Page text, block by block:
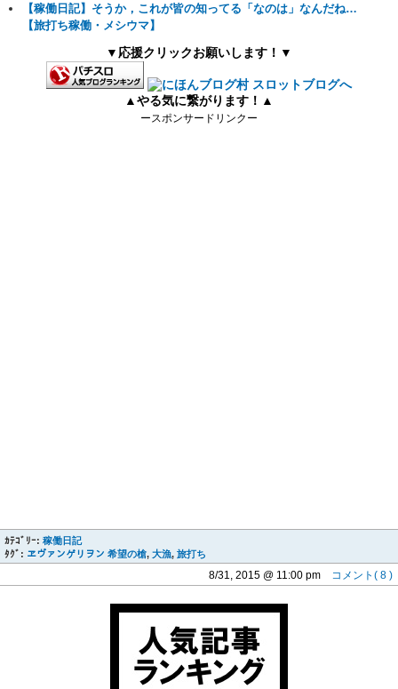
【稼働日記】そうか，これが皆の知ってる「なのは」なんだね…
【旅打ち稼働・メシウマ】
▼応援クリックお願いします！▼
▲やる気に繋がります！▲
ースポンサードリンクー
ｶﾃｺﾞﾘｰ: 稼働日記
ﾀｸﾞ: ヱヴァンゲリヲン 希望の槍, 大漁, 旅打ち
8/31, 2015 @ 11:00 pm コメント( 8 )